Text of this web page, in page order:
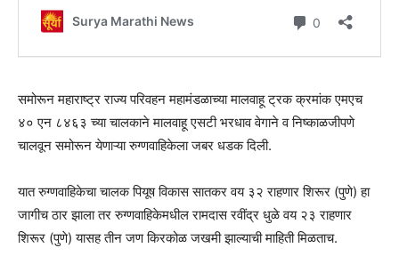
समोरून महाराष्ट्र राज्य परिवहन महामंडळाच्या मालवाहू ट्रक क्रमांक एमएच
४० एन ८४६३ च्या चालकाने मालवाहू एसटी भरधाव वेगाने व निष्काळजीपणे
चालवून समोरून येणाऱ्या रुग्णवाहिकेला जबर धडक दिली.
यात रुग्णवाहिकेचा चालक पियूष विकास सातकर वय ३२ राहणार शिरूर (पुणे) हा
जागीच ठार झाला तर रुग्णवाहिकेमधील रामदास रवींद्र धुळे वय २३ राहणार
शिरूर (पुणे) यासह तीन जण किरकोळ जखमी झाल्याची माहिती मिळताच.